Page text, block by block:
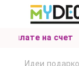
на счет
Идеи